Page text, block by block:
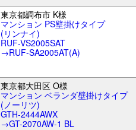
東京都調布市 K様
マンション PS壁掛けタイプ
(リンナイ)
RUF-VS2005SAT
→RUF-SA2005AT(A)
東京都大田区 O様
マンション ベランダ壁掛けタイプ
(ノーリツ)
GTH-2444AWX
→GT-2070AW-1 BL